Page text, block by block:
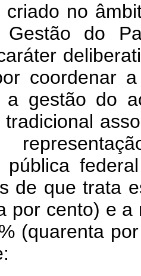
criado no
Gestão do
coordenar
a gestão do
tradicional
pública
de que trata
por cento) e
(quarenta